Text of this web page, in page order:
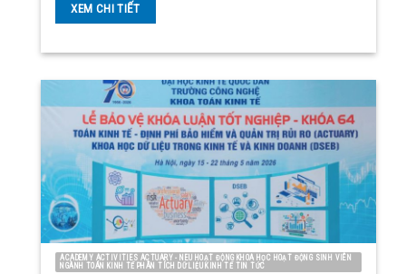
XEM CHI TIẾT
ACADEMY ACTIVITIES ACTUARY - NEU HOẠT ĐỘNG KHOA HỌC HOẠT ĐỘNG SINH VIÊN
NGÀNH TOÁN KINH TẾ PHÂN TÍCH DỮ LIỆU KINH TẾ TIN TỨC